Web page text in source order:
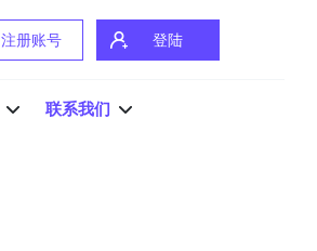
注册账号 登陆
联系我们